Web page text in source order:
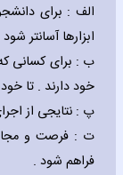
الف : برای
ابزارها آسانتر
ب : برای کسانی
خود دارند . تا
پ : نتایجی از
ت : فرصت و
فراهم شود .